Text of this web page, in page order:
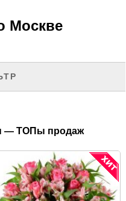
Москве
— ТОПы продаж